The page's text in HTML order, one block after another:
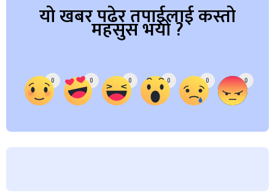
यो खबर पढेर तपाईलाई कस्तो
महसुस भयो ?
0 0 0 0 0 0